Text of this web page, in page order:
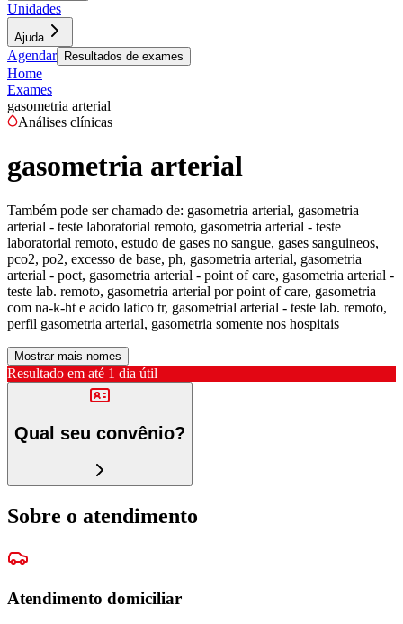
Unidades
Ajuda
Agendar Resultados de exames
Home
Exames
gasometria arterial
Análises clínicas
gasometria arterial
Também pode ser chamado de: gasometria arterial, gasometria
arterial - teste laboratorial remoto, gasometria arterial - teste
laboratorial remoto, estudo de gases no sangue, gases sanguineos,
pco2, po2, excesso de base, ph, gasometria arterial, gasometria
arterial - poct, gasometria arterial - point of care, gasometria arterial -
teste lab. remoto, gasometria arterial por point of care, gasometria
com na-k-ht e acido latico tr, gasometrial arterial - teste lab. remoto,
perfil gasometria arterial, gasometria somente nos hospitais
Mostrar mais nomes
Resultado em até 1 dia útil
Qual seu convênio?
Sobre o atendimento
Atendimento domiciliar